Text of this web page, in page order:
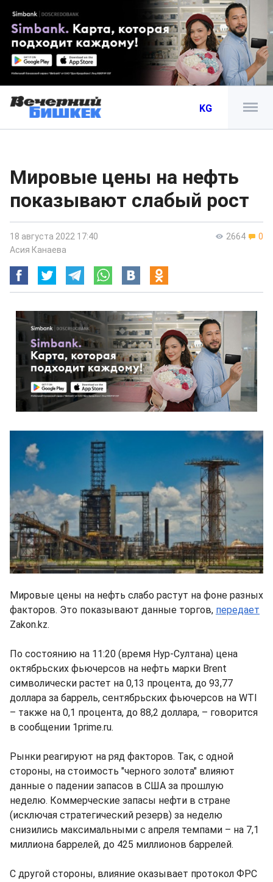
KG
Мировые цены на нефть
показывают слабый рост
2664 0
18 августа 2022 17:40
Асия Канаева
Мировые цены на нефть слабо растут на фоне разных
факторов. Это показывают данные торгов, передает
Zakon.kz.
По состоянию на 11:20 (время Нур-Султана) цена
октябрьских фьючерсов на нефть марки Brent
символически растет на 0,13 процента, до 93,77
доллара за баррель, сентябрьских фьючерсов на WTI
– также на 0,1 процента, до 88,2 доллара, – говорится
в сообщении 1prime.ru.
Рынки реагируют на ряд факторов. Так, с одной
стороны, на стоимость "черного золота" влияют
данные о падении запасов в США за прошлую
неделю. Коммерческие запасы нефти в стране
(исключая стратегический резерв) за неделю
снизились максимальными с апреля темпами – на 7,1
миллиона баррелей, до 425 миллионов баррелей.
С другой стороны, влияние оказывает протокол ФРС